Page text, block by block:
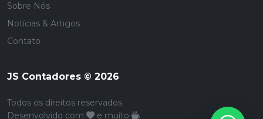
Sobre Nós
Notícias & Artigos
Contato
JS Contadores © 2026
Todos os direitos reservados.
Desenvolvido com
e muito